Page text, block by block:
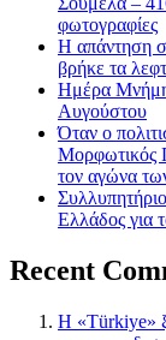
φωτογραφίες
Η απάντηση
βρήκε τα
Ημέρα
Αυγούστου
Όταν ο
Μορφωτικός
τον αγώνα
Ελλάδος για
Recent
Η «Türkiye»